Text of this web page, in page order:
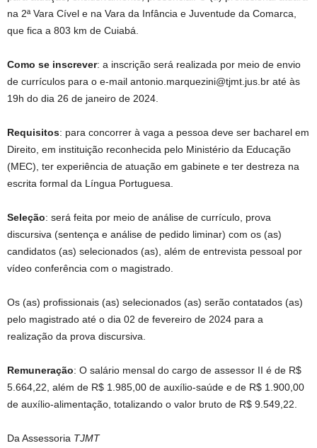
na 2ª Vara Cível e na Vara da Infância e Juventude da Comarca,
que fica a 803 km de Cuiabá.
Como se inscrever: a inscrição será realizada por meio de envio
de currículos para o e-mail antonio.marquezini@tjmt.jus.br até às
19h do dia 26 de janeiro de 2024.
Requisitos: para concorrer à vaga a pessoa deve ser bacharel em
Direito, em instituição reconhecida pelo Ministério da Educação
(MEC), ter experiência de atuação em gabinete e ter destreza na
escrita formal da Língua Portuguesa.
Seleção: será feita por meio de análise de currículo, prova
discursiva (sentença e análise de pedido liminar) com os (as)
candidatos (as) selecionados (as), além de entrevista pessoal por
vídeo conferência com o magistrado.
Os (as) profissionais (as) selecionados (as) serão contatados (as)
pelo magistrado até o dia 02 de fevereiro de 2024 para a
realização da prova discursiva.
Remuneração: O salário mensal do cargo de assessor II é de R$
5.664,22, além de R$ 1.985,00 de auxílio-saúde e de R$ 1.900,00
de auxílio-alimentação, totalizando o valor bruto de R$ 9.549,22.
Da Assessoria TJMT